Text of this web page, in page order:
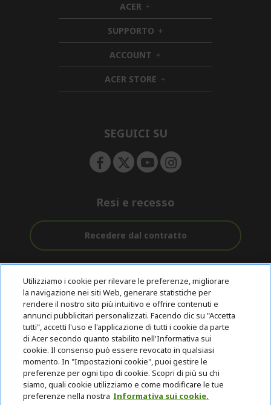
ACER h
i
d
d
e
n
SUPPORTO h
i
d
d
e
n
ACCOUNT h
i
d
d
ACER STORE h
i
e
SEGUICI SU
Resi e recesso
Recedere dal contratto
Gratuita
Assistenza
pre e post
acquisto
Con 0% Di
Tasso
D'interesse
© 2026 Acer Inc.
CPYou B.V. è il rivenditore autorizzato dei prodotti Acer venduti in
questo negozio online.
Utilizziamo i cookie per rilevare le preferenze, migliorare
la navigazione nei siti Web, generare statistiche per
rendere il nostro sito più intuitivo e offrire contenuti e
annunci pubblicitari personalizzati. Facendo clic su "Accetta
tutti", accetti l'uso e l'applicazione di tutti i cookie da parte
di Acer secondo quanto stabilito nell'Informativa sui
cookie. Il consenso può essere revocato in qualsiasi
momento. In "Impostazioni cookie", puoi gestire le
preferenze per ogni tipo di cookie. Scopri di più su chi
siamo, quali cookie utilizziamo e come modificare le tue
preferenze nella nostra Informativa sui cookie.